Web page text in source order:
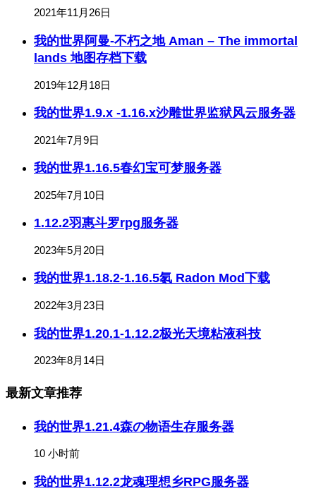
2021年11月26日
我的世界阿曼-不朽之地 Aman – The immortal
lands 地图存档下载
2019年12月18日
我的世界1.9.x -1.16.x沙雕世界监狱风云服务器
2021年7月9日
我的世界1.16.5春幻宝可梦服务器
2025年7月10日
1.12.2羽惠斗罗rpg服务器
2023年5月20日
我的世界1.18.2-1.16.5氡 Radon Mod下载
2022年3月23日
我的世界1.20.1-1.12.2极光天境粘液科技
2023年8月14日
最新文章推荐
我的世界1.21.4森の物语生存服务器
10 小时前
我的世界1.12.2龙魂理想乡RPG服务器